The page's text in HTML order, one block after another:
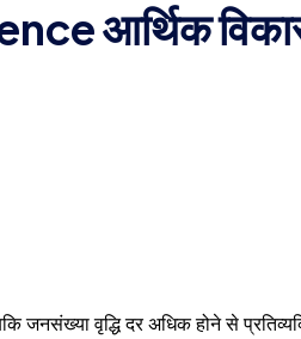
आर्थिक
जनसंख्या वृद्धि दर अधिक होने से